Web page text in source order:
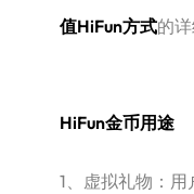
值HiFun方式的详
HiFun金币用途
1、虚拟礼物：用